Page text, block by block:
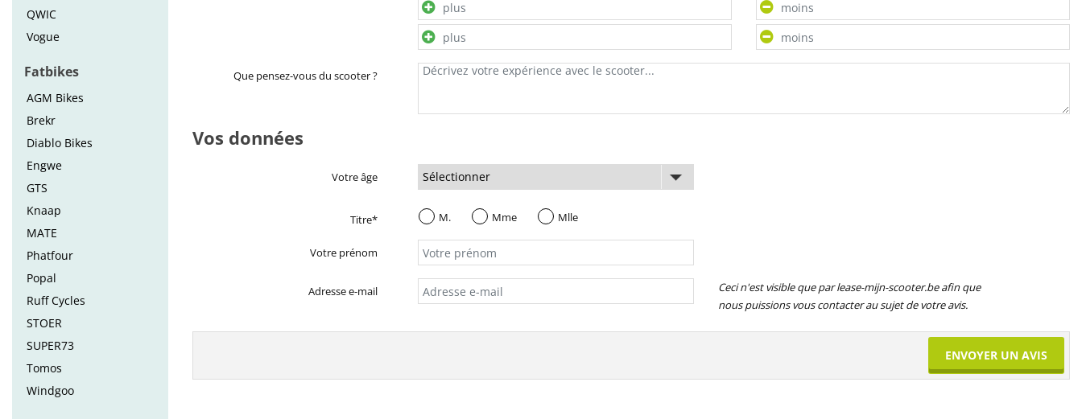
QWIC
Vogue
Fatbikes
AGM Bikes
Brekr
Diablo Bikes
Engwe
GTS
Knaap
MATE
Phatfour
Popal
Ruff Cycles
STOER
SUPER73
Tomos
Windgoo
Que pensez-vous du scooter ?
Vos données
Votre âge
Titre* M. Mme Mlle
Votre prénom
Adresse e-mail
Ceci n'est visible que par lease-mijn-scooter.be afin que
nous puissions vous contacter au sujet de votre avis.